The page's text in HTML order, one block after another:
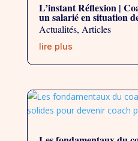
L’instant Réflexion |
un salarié en situation
Actualités, Articles
lire plus